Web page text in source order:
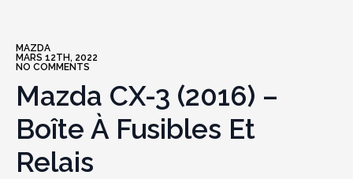
MAZDA
MARS 12TH, 2022
NO COMMENTS
Mazda CX-3 (2016) –
Boîte À Fusibles Et
Relais